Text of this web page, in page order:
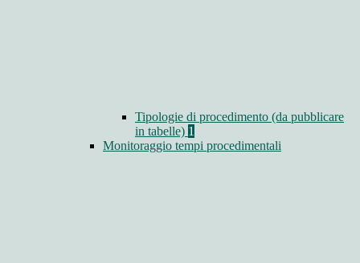
Tipologie di procedimento (da pubblicare
in tabelle) 1
Monitoraggio tempi procedimentali